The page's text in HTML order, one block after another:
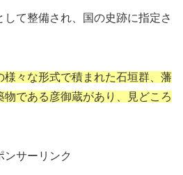
て整備され、国の史跡に指定さ
様々な形式で積まれた石垣群、藩
である彦御蔵があり、見どころ
ンサーリンク